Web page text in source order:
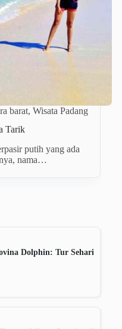
barat, Wisata Padang
Tarik
putih yang ada
nama…
Dolphin: Tur Sehari